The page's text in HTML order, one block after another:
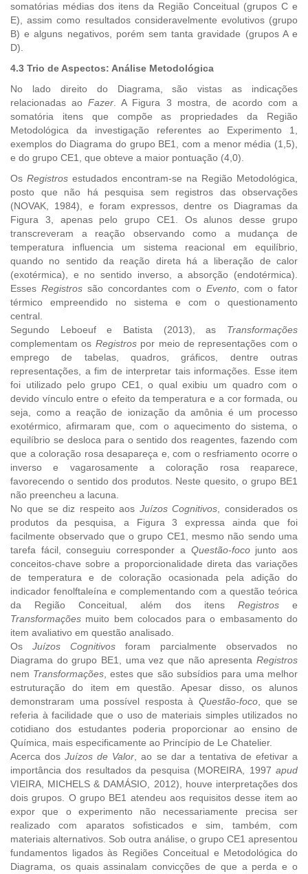
somatórias médias dos itens da Região Conceitual (grupos C e
E), assim como resultados consideravelmente evolutivos (grupo
B) e alguns negativos, porém sem tanta gravidade (grupos A e
D).
4.3 Trio de Aspectos: Análise Metodológica
No lado direito do Diagrama, são vistas as indicações
relacionadas aoFazer . A Figura 3 mostra, de acordo com a
somatória itens que compõe as propriedades da Região
Metodológica da investigação referentes ao Experimento 1,
exemplos do Diagrama do grupo BE1, com a menor média (1,5),
e do grupo CE1, que obteve a maior pontuação (4,0).
Os Registros estudados encontram-se na Região Metodológica,
posto que não há pesquisa sem registros das observações
(NOVAK, 1984), e foram expressos, dentre os Diagramas da
Figura 3, apenas pelo grupo CE1. Os alunos desse grupo
transcreveram a reação observando como a mudança de
temperatura influencia um sistema reacional em equilíbrio,
quando no sentido da reação direta há a liberação de calor
(exotérmica), e no sentido inverso, a absorção (endotérmica).
EssesRegistros são concordantes com o Evento, com o fator
térmico empreendido no sistema e com o questionamento
central.
Segundo Leboeuf e Batista (2013), as Transformações
complementam os Registrospor meio de representações com o
emprego de tabelas, quadros, gráficos, dentre outras
representações, a fim de interpretar tais informações. Esse item
foi utilizado pelo grupo CE1, o qual exibiu um quadro com o
devido vínculo entre o efeito da temperatura e a cor formada, ou
seja, como a reação de ionização da amônia é um processo
exotérmico, afirmaram que, com o aquecimento do sistema, o
equilíbrio se desloca para o sentido dos reagentes, fazendo com
que a coloração rosa desapareça e, com o resfriamento ocorre o
inverso e vagarosamente a coloração rosa reaparece,
favorecendo o sentido dos produtos. Neste quesito, o grupo BE1
não preencheu a lacuna.
No que se diz respeito aos Juízos Cognitivos , considerados os
produtos da pesquisa, a Figura 3 expressa ainda que foi
facilmente observado que o grupo CE1, mesmo não sendo uma
tarefa fácil, conseguiu corresponder a Questão-focojunto aos
conceitos-chave sobre a proporcionalidade direta das variações
de temperatura e de coloração ocasionada pela adição do
indicador fenolftaleína e complementando com a questão teórica
da Região Conceitual, além dos itens Registrose
Transformações muito bem colocados para o embasamento do
item avaliativo em questão analisado.
Os Juízos Cognitivos foram parcialmente observados no
Diagrama do grupo BE1, uma vez que não apresenta Registros
nem Transformações , estes que são subsídios para uma melhor
estruturação do item em questão. Apesar disso, os alunos
demonstraram uma possível resposta à Questão-foco, que se
referia à facilidade que o uso de materiais simples utilizados no
cotidiano dos estudantes poderia proporcionar ao ensino de
Química, mais especificamente ao Princípio de Le Chatelier.
Acerca dosJuízos de Valor , ao se dar a tentativa de efetivar a
importância dos resultados da pesquisa (MOREIRA, 1997 apud
VIEIRA, MICHELS & DAMÁSIO, 2012), houve interpretações dos
dois grupos. O grupo BE1 atendeu aos requisitos desse item ao
expor que o experimento não necessariamente precisa ser
realizado com aparatos sofisticados e sim, também, com
materiais alternativos. Sob outra análise, o grupo CE1 apresentou
fundamentos ligados às Regiões Conceitual e Metodológica do
Diagrama, os quais assinalam convicções de que a perda e o